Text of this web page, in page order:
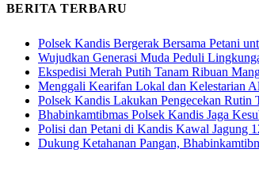
BERITA TERBARU
Polsek Kandis Bergerak Bersama Petani
Wujudkan Generasi Muda Peduli
Ekspedisi Merah Putih Tanam Ribuan
Menggali Kearifan Lokal dan Kelestarian
Polsek Kandis Lakukan Pengecekan Rutin
Bhabinkamtibmas Polsek Kandis Jaga
Polisi dan Petani di Kandis Kawal Jagung
Dukung Ketahanan Pangan,